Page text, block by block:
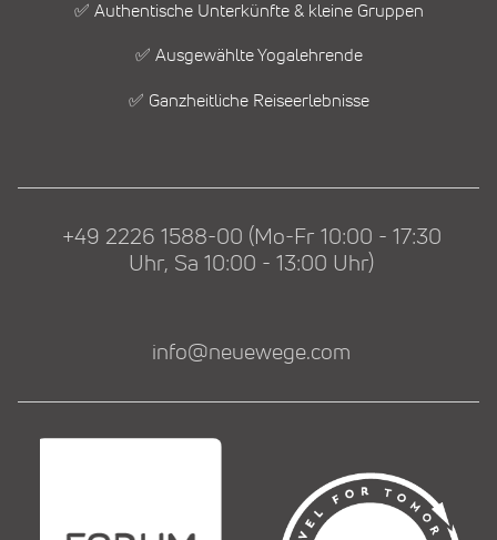
✅ Authentische Unterkünfte & kleine Gruppen
✅ Ausgewählte Yogalehrende
✅ Ganzheitliche Reiseerlebnisse
+49 2226 1588-00 (Mo-Fr 10:00 - 17:30
Uhr, Sa 10:00 - 13:00 Uhr)
info@neuewege.com